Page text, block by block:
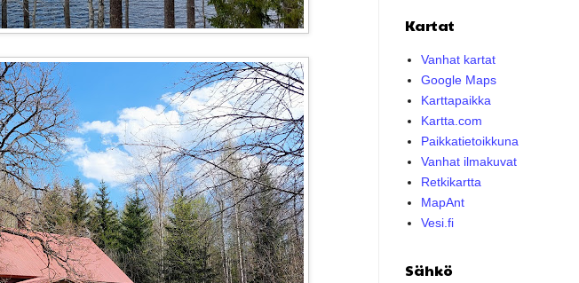
Kartat
Vanhat kartat
Google Maps
Karttapaikka
Kartta.com
Paikkatietoikkuna
Vanhat ilmakuvat
Retkikartta
MapAnt
Vesi.fi
Sähkö